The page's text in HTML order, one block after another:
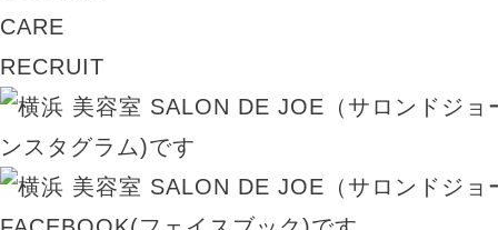
CARE
RECRUIT